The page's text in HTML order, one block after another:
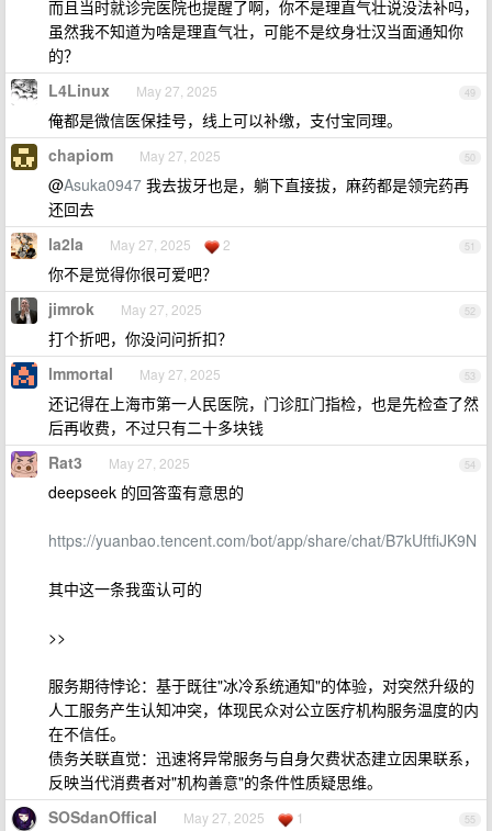
而且当时就诊完医院也提醒了啊，你不是理直气壮说没法补吗，
虽然我不知道为啥是理直气壮，可能不是纹身壮汉当面通知你
的？
49
L4Linux May 27, 2025
俺都是微信医保挂号，线上可以补缴，支付宝同理。
50
chapiom May 27, 2025
@Asuka0947 我去拔牙也是，躺下直接拔，麻药都是领完药再
还回去
51
la2la May 27, 2025 2
你不是觉得你很可爱吧？
52
jimrok May 27, 2025
打个折吧，你没问问折扣？
53
lmmortal May 27, 2025
还记得在上海市第一人民医院，门诊肛门指检，也是先检查了然
后再收费，不过只有二十多块钱
54
Rat3 May 27, 2025
deepseek 的回答蛮有意思的
https://yuanbao.tencent.com/bot/app/share/chat/B7kUftfiJK9N
其中这一条我蛮认可的
>>
​服务期待悖论​：基于既往"冰冷系统通知"的体验，对突然升级的
人工服务产生认知冲突，体现民众对公立医疗机构服务温度的内
在不信任。
​债务关联直觉​：迅速将异常服务与自身欠费状态建立因果联系，
反映当代消费者对"机构善意"的条件性质疑思维。
55
SOSdanOffical May 27, 2025 1